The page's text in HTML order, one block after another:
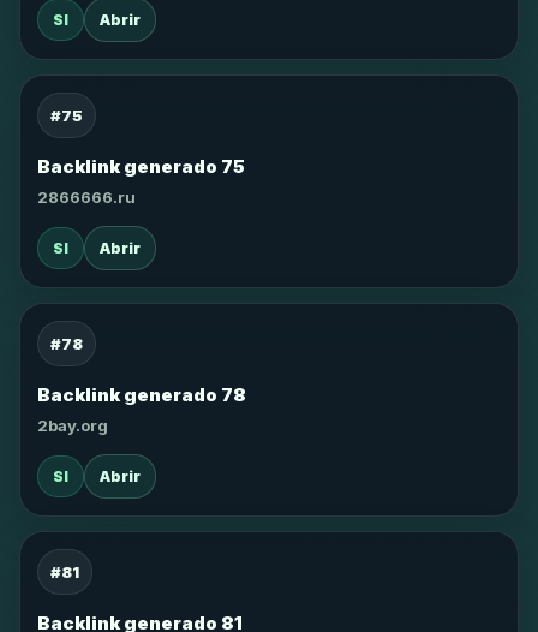
SI Abrir
#75
Backlink generado 75
2866666.ru
SI Abrir
#78
Backlink generado 78
2bay.org
SI Abrir
#81
Backlink generado 81